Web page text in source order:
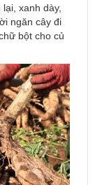
xanh dày,
ngăn cây đi
bột cho củ